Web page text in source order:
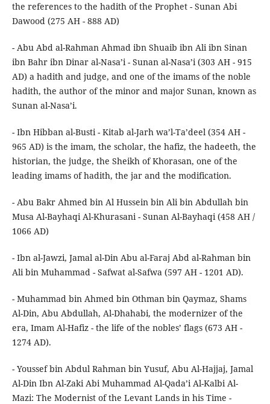
the references to the hadith of the Prophet - Sunan Abi
Dawood (275 AH - 888 AD)
- Abu Abd al-Rahman Ahmad ibn Shuaib ibn Ali ibn Sinan
ibn Bahr ibn Dinar al-Nasa’i - Sunan al-Nasa’i (303 AH - 915
AD) a hadith and judge, and one of the imams of the noble
hadith, the author of the minor and major Sunan, known as
Sunan al-Nasa’i.
- Ibn Hibban al-Busti - Kitab al-Jarh wa’l-Ta’deel (354 AH -
965 AD) is the imam, the scholar, the hafiz, the hadeeth, the
historian, the judge, the Sheikh of Khorasan, one of the
leading imams of hadith, the jar and the modification.
- Abu Bakr Ahmed bin Al Hussein bin Ali bin Abdullah bin
Musa Al-Bayhaqi Al-Khurasani - Sunan Al-Bayhaqi (458 AH /
1066 AD)
- Ibn al-Jawzi, Jamal al-Din Abu al-Faraj Abd al-Rahman bin
Ali bin Muhammad - Safwat al-Safwa (597 AH - 1201 AD).
- Muhammad bin Ahmed bin Othman bin Qaymaz, Shams
Al-Din, Abu Abdullah, Al-Dhahabi, the modernizer of the
era, Imam Al-Hafiz - the life of the nobles’ flags (673 AH -
1274 AD).
- Youssef bin Abdul Rahman bin Yusuf, Abu Al-Hajjaj, Jamal
Al-Din Ibn Al-Zaki Abi Muhammad Al-Qada’i Al-Kalbi Al-
Mazi: The Modernist of the Levant Lands in his Time -